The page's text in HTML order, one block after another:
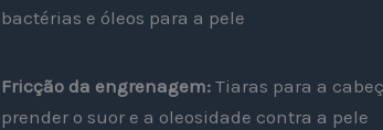
bactérias e óleos para a pele
Fricção da engrenagem: Tiaras para a
prender o suor e a oleosidade contra a pele